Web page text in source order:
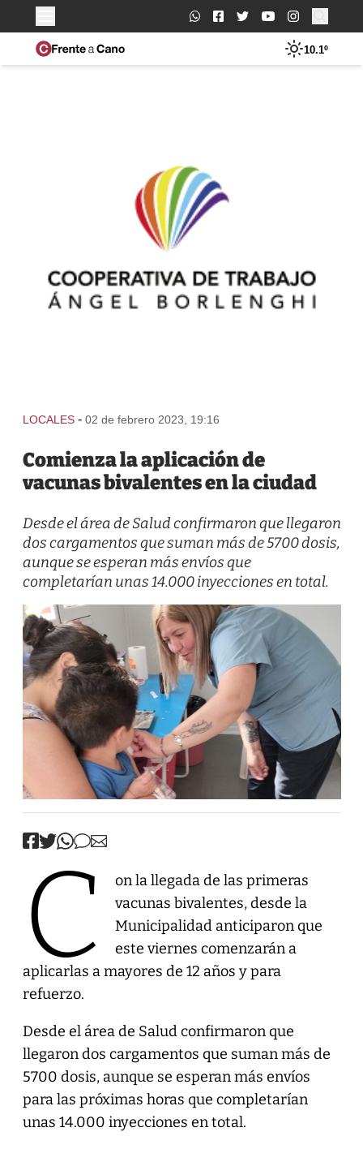
Buscar:
10.1º
LOCALES - 02 de febrero 2023, 19:16
Comienza la aplicación de
vacunas bivalentes en la ciudad
Desde el área de Salud confirmaron que llegaron
dos cargamentos que suman más de 5700 dosis,
aunque se esperan más envíos que
completarían unas 14.000 inyecciones en total.
C
on la llegada de las primeras
vacunas bivalentes, desde la
Municipalidad anticiparon que
este viernes comenzarán a
aplicarlas a mayores de 12 años y para
refuerzo.
Desde el área de Salud confirmaron que
llegaron dos cargamentos que suman más de
5700 dosis, aunque se esperan más envíos
para las próximas horas que completarían
unas 14.000 inyecciones en total.